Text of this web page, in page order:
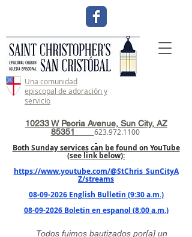
Una comunidad
episcopal de adoración y
servicio
10233 W Peoria Avenue, Sun City, AZ
85351 623.972.1100
Both Sunday services can be found on YouTube
(see link below):
https://www.youtube.com/@StChris_SunCityA
Z/streams
08-09-2026 English Bulletin (9:30 a.m.)
08-09-2026 Boletin en espanol (8:00 a.m.)
Todos fuimos bautizados por[a] un